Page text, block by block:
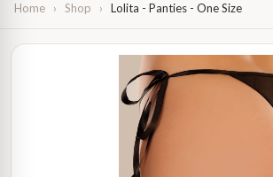
Home › Shop › Lolita - Panties - One Size